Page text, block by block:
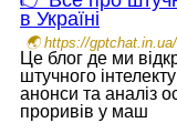
в Україні
🌏 https://gptchat.in.ua/
Це блог де ми
штучного
анонси та аналіз
проривів у маш